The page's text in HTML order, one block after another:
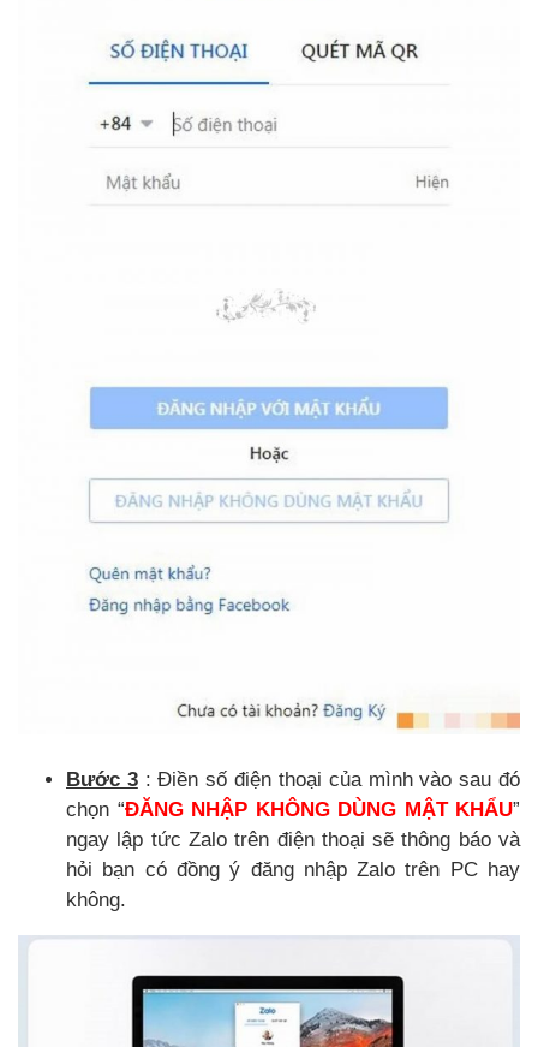
Bước 3: Điền số điện thoại của mình vào sau đó
chọn “ĐĂNG NHẬP KHÔNG DÙNG MẬT KHẨU”
ngay lập tức Zalo trên điện thoại sẽ thông báo và
hỏi bạn có đồng ý đăng nhập Zalo trên PC hay
không.